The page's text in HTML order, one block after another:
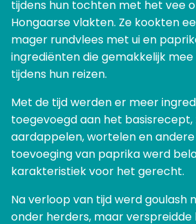
tijdens hun tochten met het vee
Hongaarse vlakten. Ze kookten
mager rundvlees met ui en
ingrediënten die gemakkelijk
tijdens hun reizen.
Met de tijd werden er meer
toegevoegd aan het basisrecept,
aardappelen, wortelen en
toevoeging van paprika werd
karakteristiek voor het gerecht.
Na verloop van tijd werd goulash
onder herders, maar verspreidde